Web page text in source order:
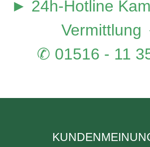
► 24h-Hotline
Vermittlung
✆ 01516 - 11